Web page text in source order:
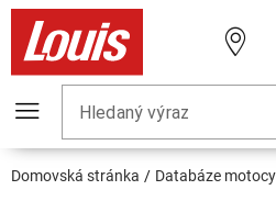
Hledaný výraz
Domovská stránka Databáze